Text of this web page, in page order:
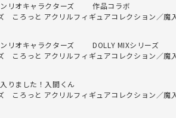
リオキャラクターズ
作品コラボ
ろっと アクリルフィギュアコレクション／魔
リオキャラクターズ
DOLLY MIXシリーズ
ろっと アクリルフィギュアコレクション／魔
りました！入間くん
ろっと アクリルフィギュアコレクション／魔